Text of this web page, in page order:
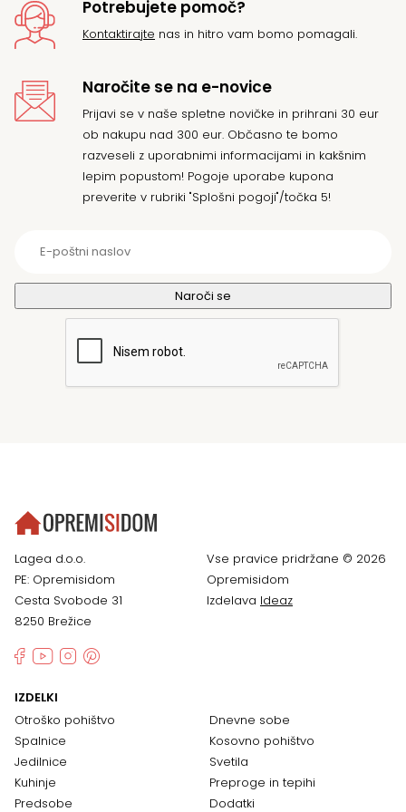
Potrebujete pomoč?
Kontaktirajte nas in hitro vam bomo pomagali.
Naročite se na e-novice
Prijavi se v naše spletne novičke in prihrani 30 eur
ob nakupu nad 300 eur. Občasno te bomo
razveseli z uporabnimi informacijami in kakšnim
lepim popustom! Pogoje uporabe kupona
preverite v rubriki "Splošni pogoji"/točka 5!
Lagea d.o.o.
PE: Opremisidom
Cesta Svobode 31
8250 Brežice
Vse pravice pridržane © 2026
Opremisidom
Izdelava Ideaz
IZDELKI
Otroško pohištvo
Spalnice
Jedilnice
Kuhinje
Predsobe
Dnevne sobe
Kosovno pohištvo
Svetila
Preproge in tepihi
Dodatki